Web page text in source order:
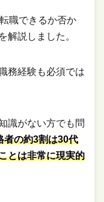
職できるか否か
解説しました。
務経験も必須では
識がない方でも問
者の約3割は30代
とは非常に現実的